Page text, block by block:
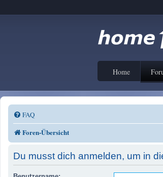
Home
FAQ
Foren-Übersicht
Du musst dich anmelden, um in